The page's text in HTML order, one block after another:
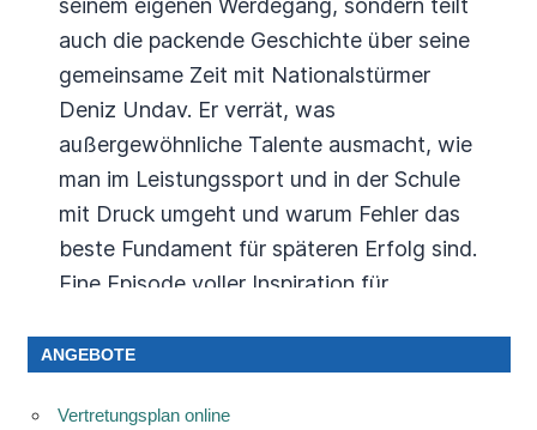
ANGEBOTE
Vertretungsplan online